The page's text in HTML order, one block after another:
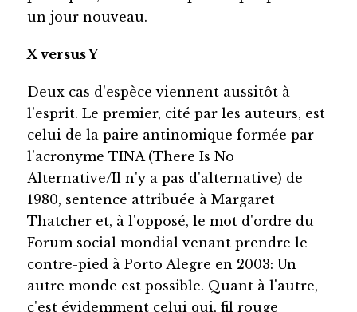
un jour nouveau.
X versus Y
Deux cas d'espèce viennent aussitôt à
l'esprit. Le premier, cité par les auteurs, est
celui de la paire antinomique formée par
l'acronyme TINA (There Is No
Alternative/Il n'y a pas d'alternative) de
1980, sentence attribuée à Margaret
Thatcher et, à l'opposé, le mot d'ordre du
Forum social mondial venant prendre le
contre-pied à Porto Alegre en 2003: Un
autre monde est possible. Quant à l'autre,
c'est évidemment celui qui, fil rouge